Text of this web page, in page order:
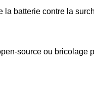
la batterie contre la
source ou bricolage